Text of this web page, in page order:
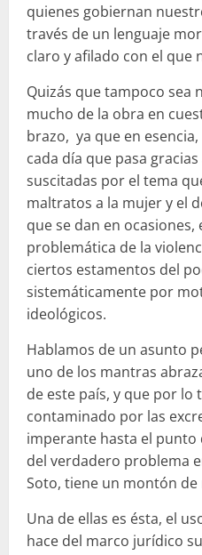
quienes gobiernan
través de un lenguaje
claro y afilado con el que
Quizás que tampoco sea
mucho de la obra en
brazo, ya que en
cada día que pasa
suscitadas por el tema
maltratos a la mujer y el
que se dan en ocasiones,
problemática de la
ciertos estamentos del
sistemáticamente por
ideológicos.
Hablamos de un asunto
uno de los mantras
de este país, y que por
contaminado por las
imperante hasta el punto
del verdadero problema
Soto, tiene un montón de
Una de ellas es ésta, el
hace del marco jurídico